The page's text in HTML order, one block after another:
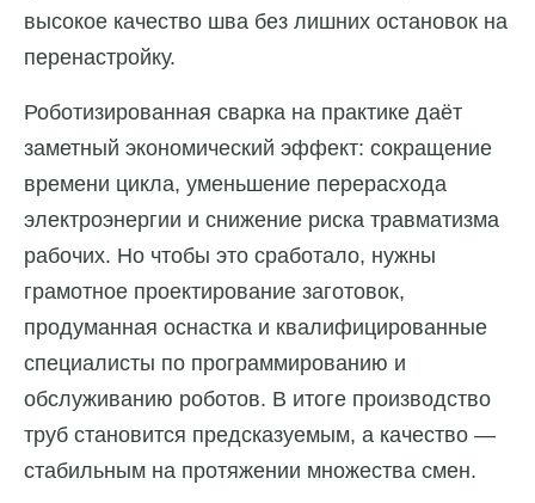
высокое качество шва без лишних остановок на
перенастройку.
Роботизированная сварка на практике даёт
заметный экономический эффект: сокращение
времени цикла, уменьшение перерасхода
электроэнергии и снижение риска травматизма
рабочих. Но чтобы это сработало, нужны
грамотное проектирование заготовок,
продуманная оснастка и квалифицированные
специалисты по программированию и
обслуживанию роботов. В итоге производство
труб становится предсказуемым, а качество —
стабильным на протяжении множества смен.